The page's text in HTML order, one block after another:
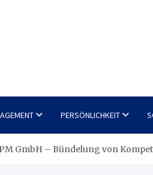
PERSÖNLICHKEIT
GmbH – Bündelung von